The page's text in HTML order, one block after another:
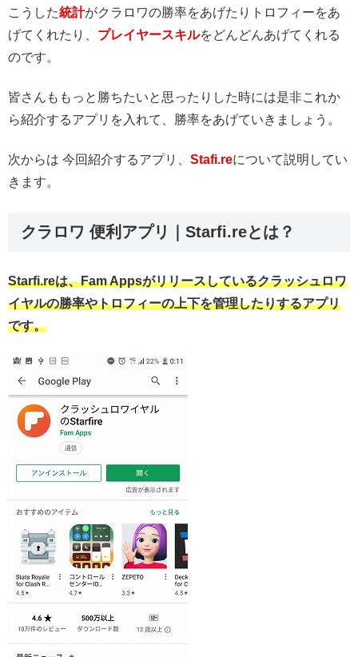
こうした統計がクラロワの勝率をあげたりトロフィーをあ
げてくれたり、 プレイヤースキルをどんどんあげてくれる
のです。
皆さんももっと勝ちたいと思ったりした時には是非これか
ら紹介するアプリを入れて、 勝率をあげていきましょう。
次からは 今回紹介するアプリ、 Stafi.reについて説明してい
きます。
クラロワ 便利アプリ｜Starfi.reとは？
Starfi.reは、Fam Appsがリリースしているクラッシュロワ
イヤルの勝率やトロフィーの上下を管理したりするアプリ
です。